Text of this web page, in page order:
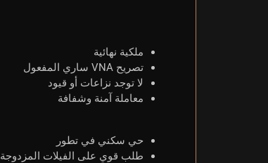
ملكية نهائية
تصريح VNA ساري المفعول
لا توجد نزاعات أو قيود
معاملة آمنة وشفافة
حي سكني في تطور
طلب قوي على الفيلات المزدوجة